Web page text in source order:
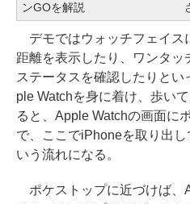
ンGOを解説
デモではウォッチフェイス
距離を表示したり、ワンタ
ステータスを確認したりと
ple Watchを身に着け、歩い
ると、Apple Watchの画面に
で、ここでiPhoneを取り出
いう流れになる。
ポケストップに近づけば、